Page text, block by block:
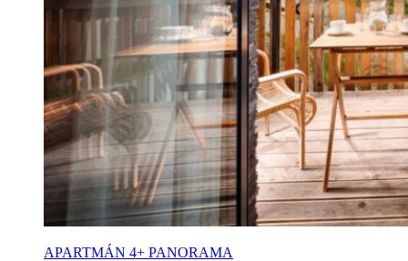
APARTMÁN 4+ PANORAMA